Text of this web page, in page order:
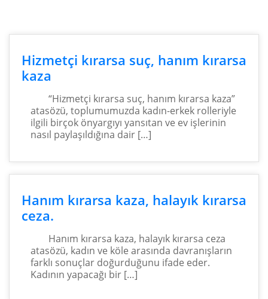
Hizmetçi kırarsa suç, hanım kırarsa
kaza
“Hizmetçi kırarsa suç, hanım kırarsa kaza”
atasözü, toplumumuzda kadın-erkek rolleriyle
ilgili birçok önyargıyı yansıtan ve ev işlerinin
nasıl paylaşıldığına dair […]
Hanım kırarsa kaza, halayık kırarsa
ceza.
Hanım kırarsa kaza, halayık kırarsa ceza
atasözü, kadın ve köle arasında davranışların
farklı sonuçlar doğurduğunu ifade eder.
Kadının yapacağı bir […]